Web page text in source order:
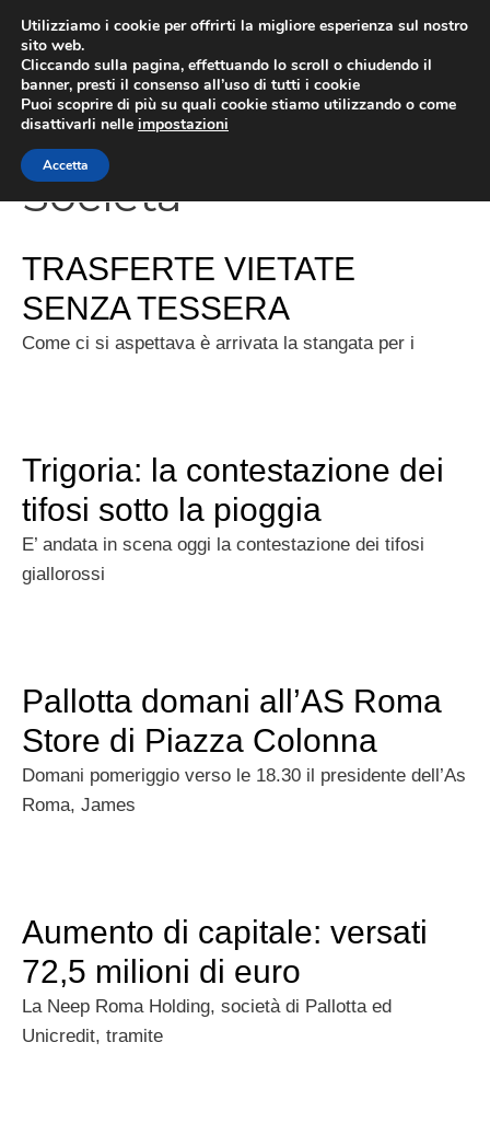
contenuto
Società
TRASFERTE VIETATE
SENZA TESSERA
Come ci si aspettava è arrivata la stangata per i
Trigoria: la contestazione dei
tifosi sotto la pioggia
E’ andata in scena oggi la contestazione dei tifosi
giallorossi
Pallotta domani all’AS Roma
Store di Piazza Colonna
Domani pomeriggio verso le 18.30 il presidente dell’As
Roma, James
Aumento di capitale: versati
72,5 milioni di euro
La Neep Roma Holding, società di Pallotta ed
Unicredit, tramite
Utilizziamo i cookie per offrirti la migliore esperienza sul nostro
sito web.
Cliccando sulla pagina, effettuando lo scroll o chiudendo il
banner, presti il consenso all’uso di tutti i cookie
Puoi scoprire di più su quali cookie stiamo utilizzando o come
disattivarli nelle impostazioni
Accetta